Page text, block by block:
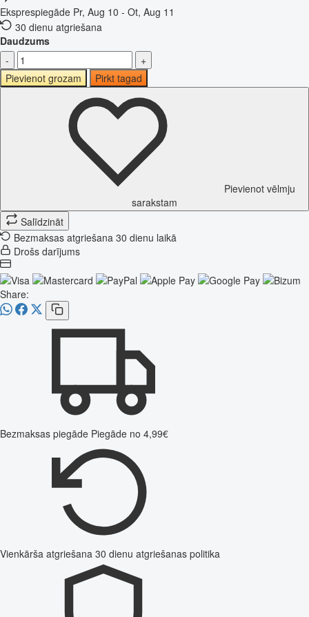
Eksprespiegāde Pr, Aug 10 - Ot, Aug 11
30 dienu atgriešana
Daudzums
-
+
Pievienot grozam
Pirkt tagad
Pievienot vēlmju
sarakstam
Salīdzināt
Bezmaksas atgriešana 30 dienu laikā
Drošs darījums
Share:
Bezmaksas piegāde Piegāde no 4,99€
Vienkārša atgriešana 30 dienu atgriešanas politika